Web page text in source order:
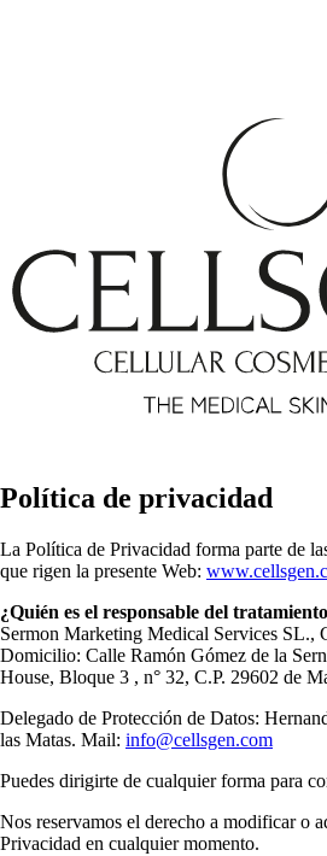
Política de privacidad
La Política de Privacidad forma parte de
que rigen la presente Web:
¿Quién es el responsable del
Sermon Marketing Medical Services SL.,
Domicilio: Calle Ramón Gómez de la
House, Bloque 3 , n° 32, C.P. 29602 de
Delegado de Protección de Datos:
las Matas. Mail: info@cellsgen.com
Puedes dirigirte de cualquier forma para
Nos reservamos el derecho a modificar o
Privacidad en cualquier momento.